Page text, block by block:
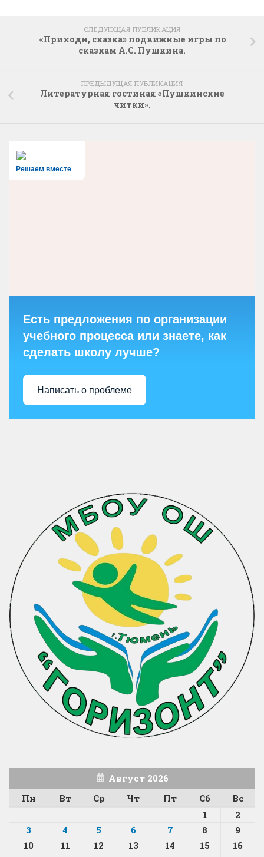
СЛЕДУЮЩАЯ ПУБЛИКАЦИЯ
«Приходи, сказка» подвижные игры по
сказкам А.С. Пушкина.
ПРЕДЫДУЩАЯ ПУБЛИКАЦИЯ
Литературная гостиная «Пушкинские
читки».
Решаем вместе
Есть предложения по организации
учебного процесса или знаете, как
сделать школу лучше?
Написать о проблеме
Август 2026
Пн
Вт Ср Чт Пт Сб
Вс
1
2
3
4 5 6 7 8
9
10
11 12 13 14 15
16